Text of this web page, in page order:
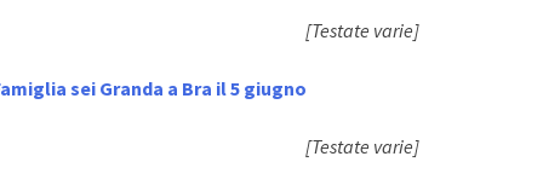
[Testate varie]
sei Granda a Bra il 5 giugno
[Testate varie]